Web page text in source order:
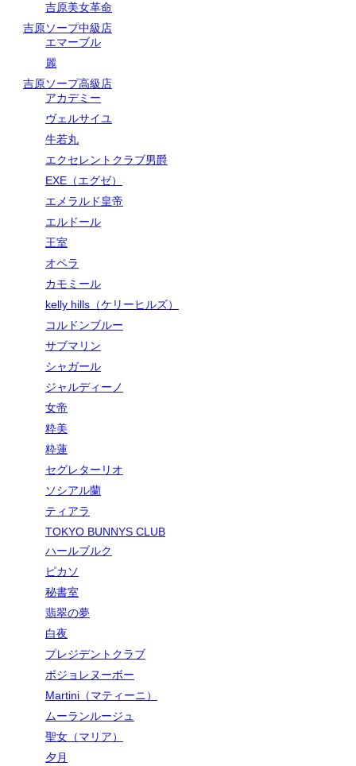
吉原美女革命
吉原ソープ中級店
エマーブル
麗
吉原ソープ高級店
アカデミー
ヴェルサイユ
牛若丸
エクセレントクラブ男爵
EXE（エグゼ）
エメラルド皇帝
エルドール
王室
オペラ
カモミール
kelly hills（ケリーヒルズ）
コルドンブルー
サブマリン
シャガール
ジャルディーノ
女帝
粋美
粋蓮
セグレターリオ
ソシアル蘭
ティアラ
TOKYO BUNNYS CLUB
ハールブルク
ピカソ
秘書室
翡翠の夢
白夜
プレジデントクラブ
ボジョレヌーボー
Martini（マティーニ）
ムーランルージュ
聖女（マリア）
夕月